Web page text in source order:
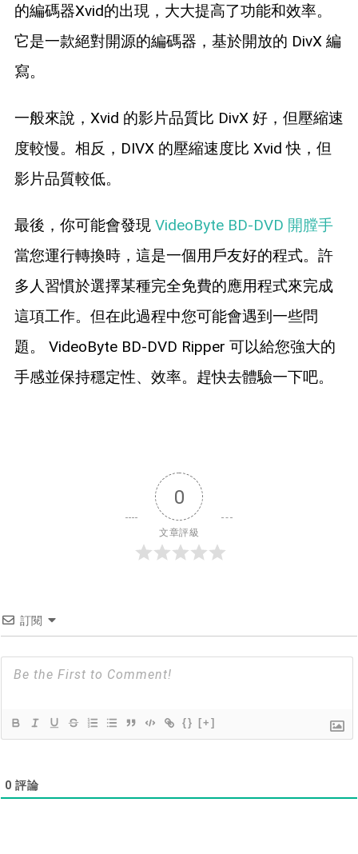
的編碼器Xvid的出現，大大提高了功能和效率。
它是一款絕對開源的編碼器，基於開放的 DivX 編
寫。
一般來說，Xvid 的影片品質比 DivX 好，但壓縮速
度較慢。相反，DIVX 的壓縮速度比 Xvid 快，但
影片品質較低。
最後，你可能會發現 VideoByte BD-DVD 開膛手
當您運行轉換時，這是一個用戶友好的程式。許
多人習慣於選擇某種完全免費的應用程式來完成
這項工作。但在此過程中您可能會遇到一些問
題。 VideoByte BD-DVD Ripper 可以給您強大的
手感並保持穩定性、效率。趕快去體驗一下吧。
0
文章評級
訂閱
{} [+]
0 評論